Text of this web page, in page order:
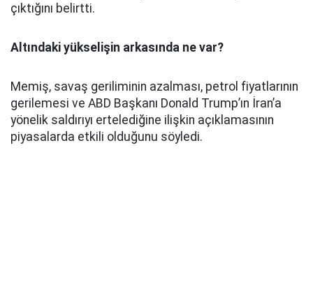
çıktığını belirtti.
Altındaki yükselişin arkasında ne var?
Memiş, savaş geriliminin azalması, petrol fiyatlarının
gerilemesi ve ABD Başkanı Donald Trump’ın İran’a
yönelik saldırıyı ertelediğine ilişkin açıklamasının
piyasalarda etkili olduğunu söyledi.